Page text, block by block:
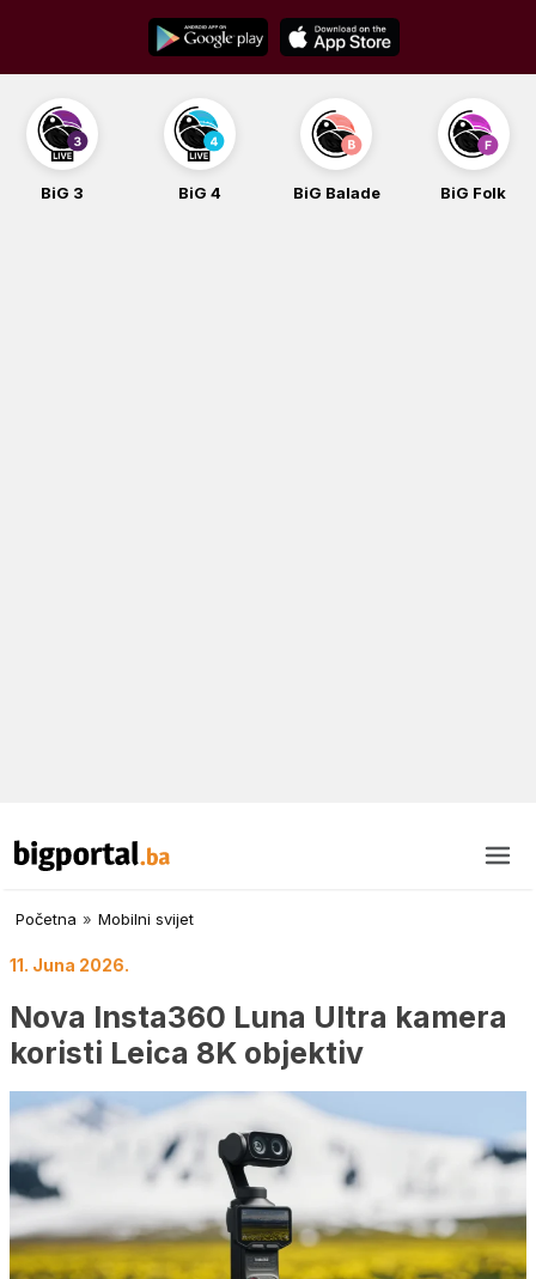
content
BiG 3 BiG 4 BiG Balade BiG Folk
Početna » Mobilni svijet
11. Juna 2026.
Nova Insta360 Luna Ultra kamera
koristi Leica 8K objektiv